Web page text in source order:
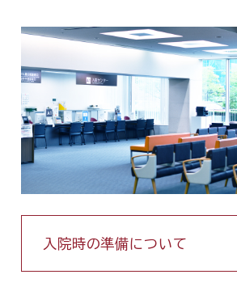
入院時の準備について